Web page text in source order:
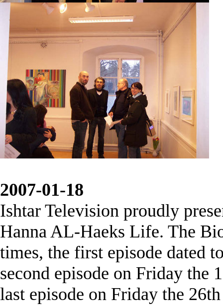
2007-01-18
Ishtar Television proudly
Hanna AL-Haeks Life. The
times, the first episode dated
second episode on Friday the
last episode on Friday the